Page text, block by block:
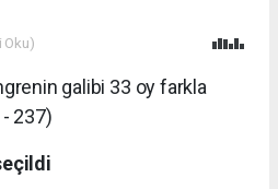
Oku)
galibi 33 oy farkla
237)